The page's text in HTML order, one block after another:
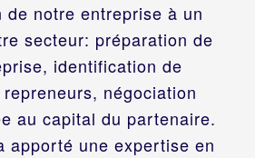
de notre entreprise à un
secteur: préparation de
identification de
négociation
au capital du partenaire.
apporté une expertise en